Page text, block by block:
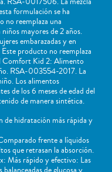
formulación se ha
no reemplaza una
mayores de 2 años.
embarazadas y en
producto no reemplaza
Kid 2: Alimento
RSA-003554-2017. La
Los alimentos
de los 6 meses de edad del
de manera sintética.
de hidratación más rápida y
frente a líquidos
que retrasan la absorción.
Más rápido y efectivo: Las